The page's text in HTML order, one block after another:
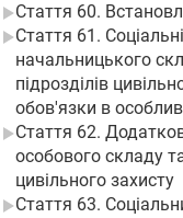
Стаття 60.
Стаття 61.
начальницького
підрозділів
обов'язки в
Стаття 62.
особового складу та
цивільного захисту
Стаття 63.